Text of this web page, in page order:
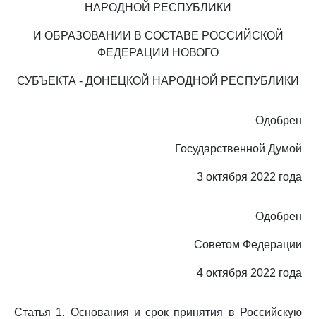
НАРОДНОЙ РЕСПУБЛИКИ
И ОБРАЗОВАНИИ В СОСТАВЕ РОССИЙСКОЙ
ФЕДЕРАЦИИ НОВОГО
СУБЪЕКТА - ДОНЕЦКОЙ НАРОДНОЙ РЕСПУБЛИКИ
Одобрен
Государственной Думой
3 октября 2022 года
Одобрен
Советом Федерации
4 октября 2022 года
Статья 1. Основания и срок принятия в Российскую